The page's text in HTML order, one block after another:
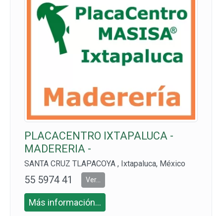
PLACACENTRO IXTAPALUCA -
MADERERIA -
SANTA CRUZ TLAPACOYA , Ixtapaluca, México
55 5974 41
82 Y 55 597
6 7734
Ver...
Más información...